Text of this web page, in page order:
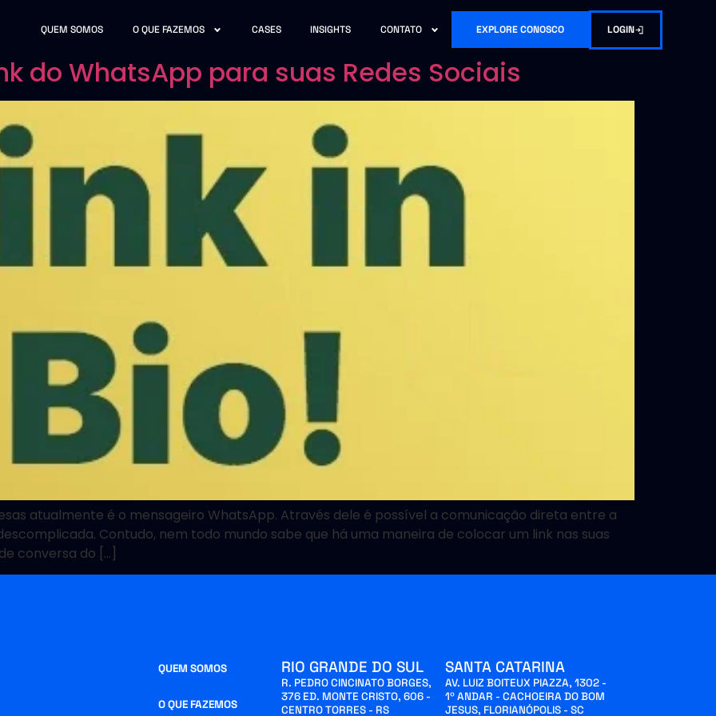
QUEM SOMOS O QUE FAZEMOS CASES INSIGHTS CONTATO EXPLORE CONOSCO LOGIN
do WhatsApp para suas Redes Sociais
atualmente é o mensageiro WhatsApp. Através dele é possível a comunicação direta entre a
Contudo, nem todo mundo sabe que há uma maneira de colocar um link nas suas
conversa do […]
QUEM SOMOS
O QUE FAZEMOS
RIO GRANDE DO SUL
R. PEDRO CINCINATO BORGES,
376 ED. MONTE CRISTO, 606 -
CENTRO TORRES - RS
SANTA CATARINA
AV. LUIZ BOITEUX PIAZZA, 1302 -
1º ANDAR - CACHOEIRA DO BOM
JESUS, FLORIANÓPOLIS - SC